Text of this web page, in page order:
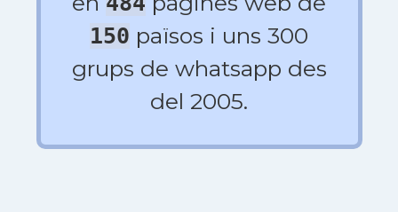
150 països i uns 300
grups de whatsapp des
del 2005.